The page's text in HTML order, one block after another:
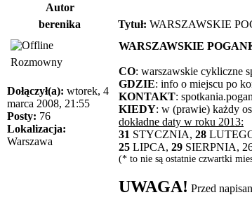
Autor
berenika
Tytuł: WARSZAWSKIE
Rozmowny
Dołączył(a): wtorek, 4
marca 2008, 21:55
Posty: 76
Lokalizacja:
Warszawa
WARSZAWSKIE
CO: warszawskie cykliczne
GDZIE: info o miejscu po
KONTAKT:
KIEDY: w (prawie) każdy
dokładne daty w roku 2013:
31 STYCZNIA, 28
25 LIPCA, 29 SIERPNIA,
(* to nie są ostatnie czwartki
UWAGA! Przed